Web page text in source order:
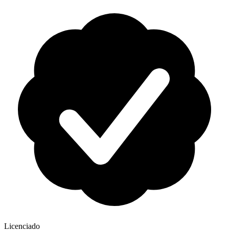
Licenciado